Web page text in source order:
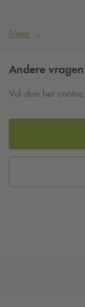
Meer
Andere
Vul dan het